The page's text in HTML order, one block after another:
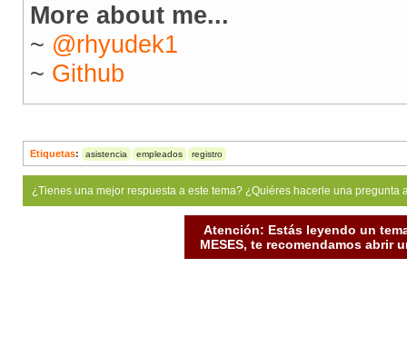
More about me...
~ @rhyudek1
~ Github
Etiquetas: asistencia empleados registro
¿Tienes una mejor respuesta a este tema? ¿Quiéres hacerle una
Atención: Estás leyendo un
MESES, te recomendamos abrir